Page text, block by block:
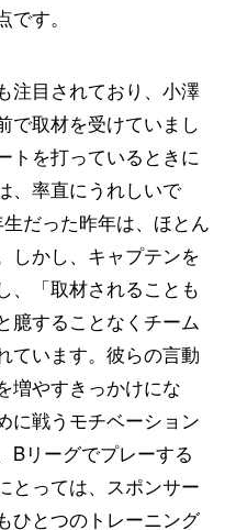
す。
注目されており、小澤
で取材を受けていまし
トを打っているときに
、率直にうれしいで
だった昨年は、ほとん
しかし、キャプテンを
、「取材されることも
臆することなくチーム
ています。彼らの言動
増やすきっかけにな
に戦うモチベーション
Bリーグでプレーする
とっては、スポンサー
ひとつのトレーニング